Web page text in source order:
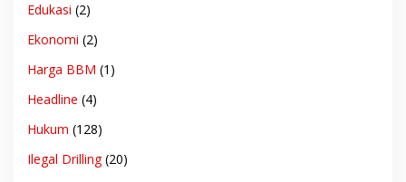
Edukasi (2)
Ekonomi (2)
Harga BBM (1)
Headline (4)
Hukum (128)
Ilegal Drilling(20)